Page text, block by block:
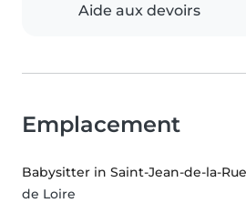
Aide aux devoirs
Emplacement
Babysitter in Saint-Jean-de-la-
de Loire